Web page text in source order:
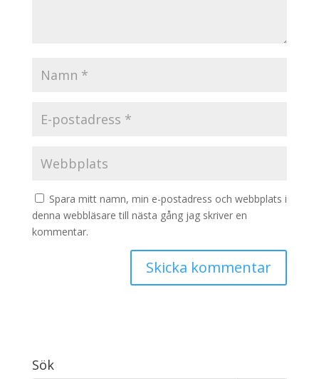
Spara mitt namn, min e-postadress och webbplats i
denna webbläsare till nästa gång jag skriver en
kommentar.
Sök